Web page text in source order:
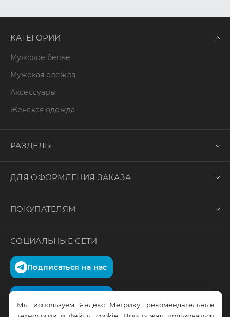
КАТЕГОРИИ
Мужское белье
Мужская одежда
Аксессуары
Женская одежда
РАЗДЕЛЫ
ДЛЯ ОФОРМЛЕНИЯ ЗАКАЗА
ПОКУПАТЕЛЯМ
СОЦИАЛЬНЫЕ СЕТИ
Подписаться на нас
Мы используем Яндекс Метрику, рекомендательные